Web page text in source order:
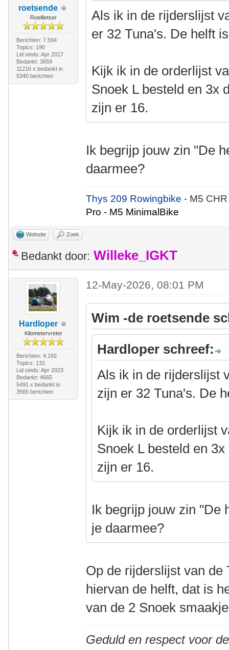
roetsende
Roeifietser
Berichten: 7.594
Topics: 190
Lid sinds: Apr 2017
Bedankt: 3659
11216 x bedankt in
5340 berichten
Als ik in de rijderslijst
er 32 Tuna's. De helft
Kijk ik in de orderlijst
Snoek L besteld en 3x
zijn er 16.
Ik begrijp jouw zin "De
daarmee?
Thys 209 Rowingbike- M5
Pro - M5 MinimalBike
Website Zoek
Bedankt door: Willeke_IGKT
Hardloper
Kilometervreter
Berichten: 4.192
Topics: 132
Lid sinds: Apr 2023
Bedankt: 4665
5491 x bedankt in
3565 berichten
12-May-2026, 08:01 PM
Wim -de roetsende
Hardloper schreef:
Als ik in de rijderslijst
zijn er 32 Tuna's. De
Kijk ik in de orderlijst
Snoek L besteld en
zijn er 16.
Ik begrijp jouw zin "De
je daarmee?
Op de rijderslijst van de
hiervan de helft, dat is
van de 2 Snoek
Geduld en respect voor